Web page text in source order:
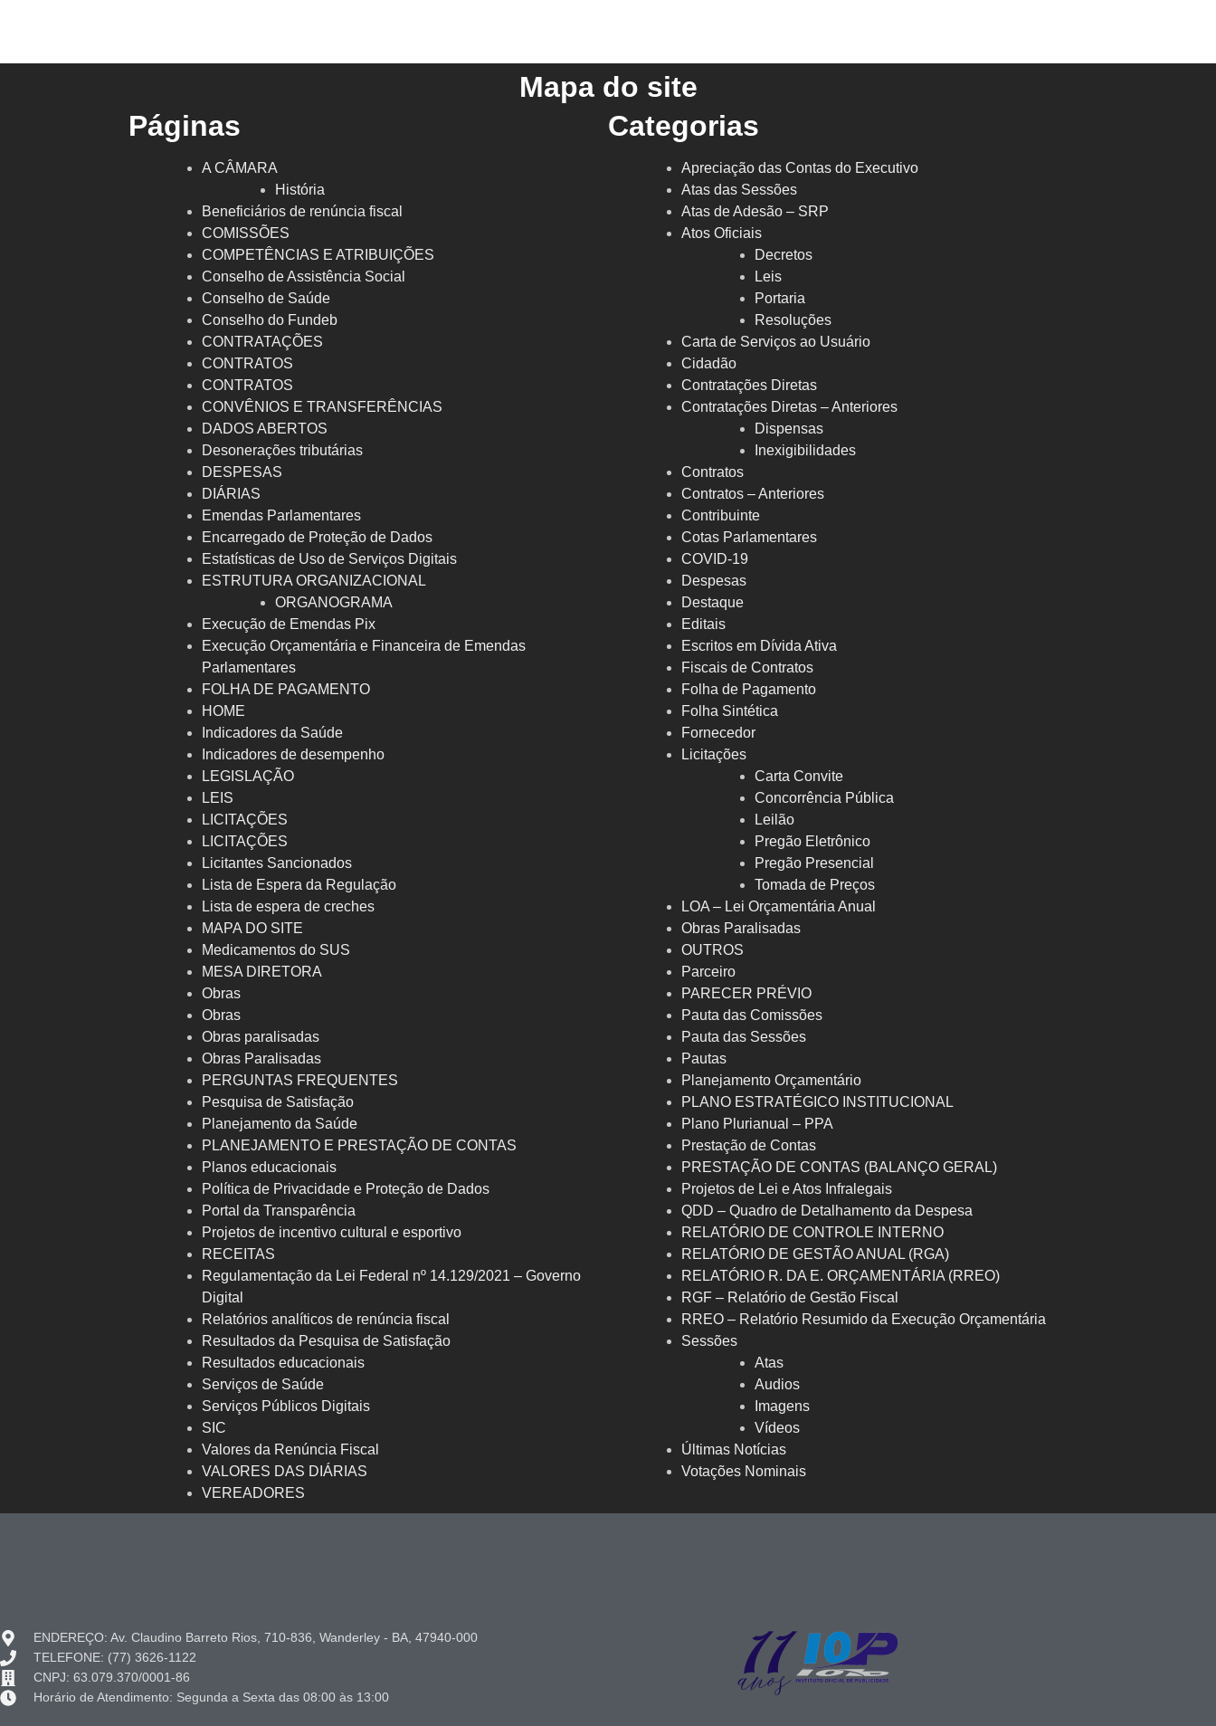
Mapa do site
Páginas
A CÂMARA
História
Beneficiários de renúncia fiscal
COMISSÕES
COMPETÊNCIAS E ATRIBUIÇÕES
Conselho de Assistência Social
Conselho de Saúde
Conselho do Fundeb
CONTRATAÇÕES
CONTRATOS
CONTRATOS
CONVÊNIOS E TRANSFERÊNCIAS
DADOS ABERTOS
Desonerações tributárias
DESPESAS
DIÁRIAS
Emendas Parlamentares
Encarregado de Proteção de Dados
Estatísticas de Uso de Serviços Digitais
ESTRUTURA ORGANIZACIONAL
ORGANOGRAMA
Execução de Emendas Pix
Execução Orçamentária e Financeira de Emendas
Parlamentares
FOLHA DE PAGAMENTO
HOME
Indicadores da Saúde
Indicadores de desempenho
LEGISLAÇÃO
LEIS
LICITAÇÕES
LICITAÇÕES
Licitantes Sancionados
Lista de Espera da Regulação
Lista de espera de creches
MAPA DO SITE
Medicamentos do SUS
MESA DIRETORA
Obras
Obras
Obras paralisadas
Obras Paralisadas
PERGUNTAS FREQUENTES
Pesquisa de Satisfação
Planejamento da Saúde
PLANEJAMENTO E PRESTAÇÃO DE CONTAS
Planos educacionais
Política de Privacidade e Proteção de Dados
Portal da Transparência
Projetos de incentivo cultural e esportivo
RECEITAS
Regulamentação da Lei Federal nº 14.129/2021 – Governo
Digital
Relatórios analíticos de renúncia fiscal
Resultados da Pesquisa de Satisfação
Resultados educacionais
Serviços de Saúde
Serviços Públicos Digitais
SIC
Valores da Renúncia Fiscal
VALORES DAS DIÁRIAS
VEREADORES
Categorias
Apreciação das Contas do Executivo
Atas das Sessões
Atas de Adesão – SRP
Atos Oficiais
Decretos
Leis
Portaria
Resoluções
Carta de Serviços ao Usuário
Cidadão
Contratações Diretas
Contratações Diretas – Anteriores
Dispensas
Inexigibilidades
Contratos
Contratos – Anteriores
Contribuinte
Cotas Parlamentares
COVID-19
Despesas
Destaque
Editais
Escritos em Dívida Ativa
Fiscais de Contratos
Folha de Pagamento
Folha Sintética
Fornecedor
Licitações
Carta Convite
Concorrência Pública
Leilão
Pregão Eletrônico
Pregão Presencial
Tomada de Preços
LOA – Lei Orçamentária Anual
Obras Paralisadas
OUTROS
Parceiro
PARECER PRÉVIO
Pauta das Comissões
Pauta das Sessões
Pautas
Planejamento Orçamentário
PLANO ESTRATÉGICO INSTITUCIONAL
Plano Plurianual – PPA
Prestação de Contas
PRESTAÇÃO DE CONTAS (BALANÇO GERAL)
Projetos de Lei e Atos Infralegais
QDD – Quadro de Detalhamento da Despesa
RELATÓRIO DE CONTROLE INTERNO
RELATÓRIO DE GESTÃO ANUAL (RGA)
RELATÓRIO R. DA E. ORÇAMENTÁRIA (RREO)
RGF – Relatório de Gestão Fiscal
RREO – Relatório Resumido da Execução Orçamentária
Sessões
Atas
Audios
Imagens
Vídeos
Últimas Notícias
Votações Nominais
ENDEREÇO: Av. Claudino Barreto Rios, 710-836, Wanderley - BA, 47940-000
TELEFONE: (77) 3626-1122
CNPJ: 63.079.370/0001-86
Horário de Atendimento: Segunda a Sexta das 08:00 às 13:00